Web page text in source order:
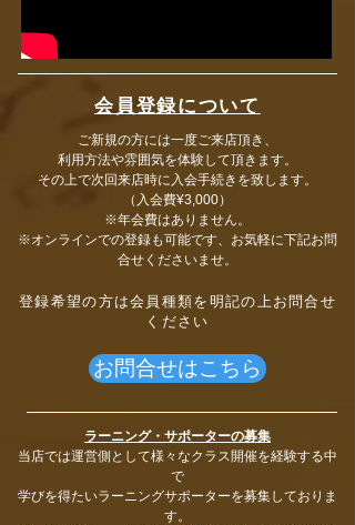
会員登録について
ご新規の方には一度ご来店頂き、
利用方法や雰囲気を体験して頂きます。
その上で次回来店時に入会手続きを致します。
​（入会費¥3,000）
※年会費はありません。
​※オンラインでの登録も可能です、お気軽に下記お問
合せくださいませ。
​登録希望の方は会員種類を明記の上お問合せ
ください
お問合せはこちら
ラーニング・サポーターの募集
当店では運営側として様々なクラス開催を経験する中
で
学びを得たいラーニングサポーターを募集しておりま
す。